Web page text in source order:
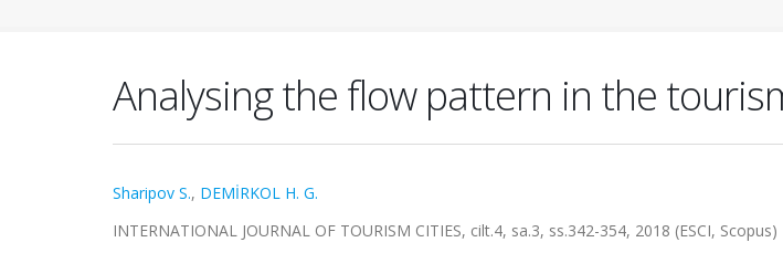
Analysing the flow pattern in the
Sharipov S., DEMİRKOL H. G.
INTERNATIONAL JOURNAL OF TOURISM CITIES, cilt.4, sa.3, ss.342-354, 2018 (ESCI, Scopus)